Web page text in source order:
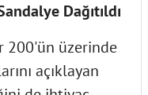
Dağıtıldı
200'ün üzerinde
açıklayan